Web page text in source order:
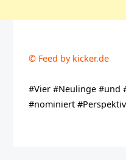
© Feed by kicker.de
#Vier #Neulinge #und
#nominiert